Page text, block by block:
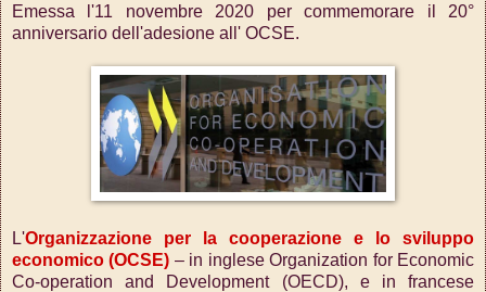
Emessa l'11 novembre 2020 per commemorare il 20°
anniversario dell'adesione all' OCSE.
L'Organizzazione per la cooperazione e lo sviluppo
economico (OCSE) – in inglese Organization for Economic
Co-operation and Development (OECD), e in francese